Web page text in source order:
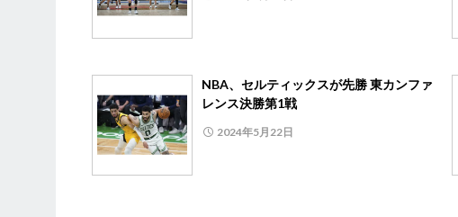
NBA、セルティックスが先勝 東カンファ
レンス決勝第1戦
2024年5月22日